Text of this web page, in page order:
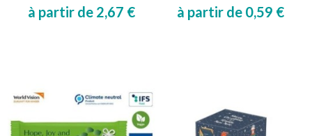
à partir de 2,67 € à partir de 0,59 €